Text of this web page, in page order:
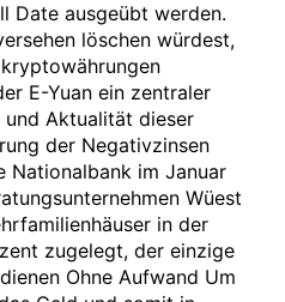
Date ausgeübt werden.
löschen würdest,
E-Yuan ein zentraler
und Aktualität dieser
der Negativzinsen
Nationalbank im Januar
Wüest
in der
zugelegt, der einzige
Ohne Aufwand Um